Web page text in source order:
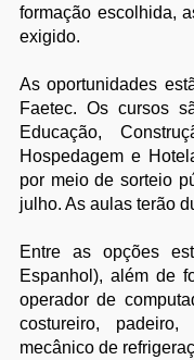
formação escolhida,
exigido.
As oportunidades
Faetec. Os cursos
Educação,
Hospedagem e
por meio de sorteio
julho. As aulas terão
Entre as opções
Espanhol), além de
operador de
costureiro,
mecânico de